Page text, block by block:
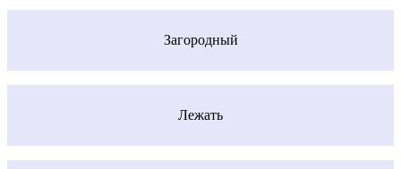
Загородный
Лежать